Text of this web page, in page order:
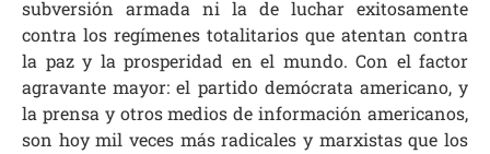
subversión armada ni la de luchar exitosamente
contra los regímenes totalitarios que atentan contra
la paz y la prosperidad en el mundo. Con el factor
agravante mayor: el partido demócrata americano, y
la prensa y otros medios de información americanos,
son hoy mil veces más radicales y marxistas que los